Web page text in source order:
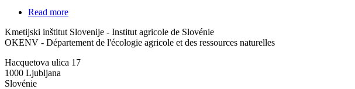
Read more
inštitut
Slovenije
Institut
Kmetijski inštitut Slovenije - Institut agricole de Slovénie
OKENV - Département de l'écologie agricole et des ressources naturelles
Hacquetova ulica 17
1000 Ljubljana
Slovénie